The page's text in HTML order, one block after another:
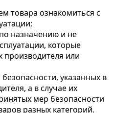
товара ознакомиться с
назначению и не
которые
производителя или
указанных в
а в случае их
мер безопасности
разных категорий.